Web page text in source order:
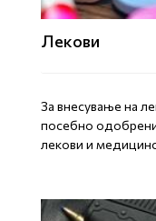
Лекови
За внесување на
посебно
лекови и